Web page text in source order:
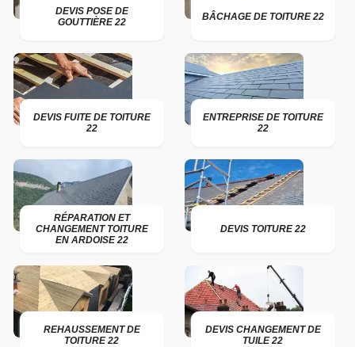
DEVIS POSE DE
GOUTTIÈRE 22
BÂCHAGE DE TOITURE 22
DEVIS FUITE DE TOITURE
22
ENTREPRISE DE TOITURE
22
RÉPARATION ET
CHANGEMENT TOITURE
EN ARDOISE 22
DEVIS TOITURE 22
REHAUSSEMENT DE
TOITURE 22
DEVIS CHANGEMENT DE
TUILE 22